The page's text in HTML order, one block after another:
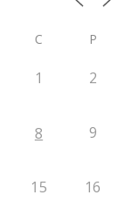
C P
1 2
8 9
15 16